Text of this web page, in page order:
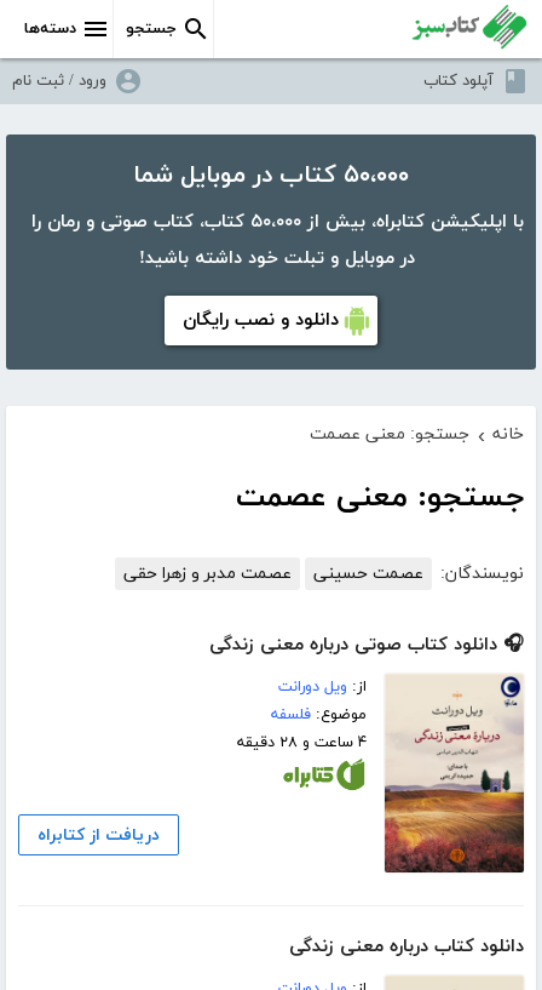
دسته‌ها جستجو
آپلود کتاب ورود / ثبت نام
۵۰،۰۰۰ کتاب در موبایل شما
با اپلیکیشن کتابراه، بیش از ۵۰،۰۰۰ کتاب، کتاب صوتی و رمان را
در موبایل و تبلت خود داشته باشید!
دانلود و نصب رایگان
خانه › جستجو: معنی عصمت
جستجو: معنی عصمت
نویسندگان: عصمت حسینی عصمت مدبر و زهرا حقی
🎧 دانلود کتاب صوتی درباره معنی زندگی
از: ویل دورانت
موضوع:فلسفه
۴ ساعت و ۲۸ دقیقه
دریافت از کتابراه
دانلود کتاب درباره معنی زندگی